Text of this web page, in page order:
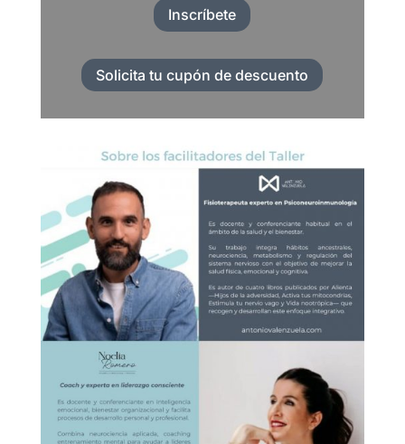
Inscríbete
Solicita tu cupón de descuento